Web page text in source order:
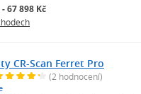
67 898 Kč
CR-Scan Ferret Pro
(2 hodnocení)